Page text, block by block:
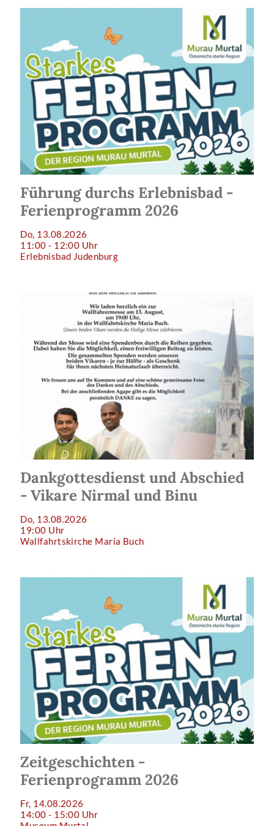
Führung durchs Erlebnisbad -
Ferienprogramm 2026
Do, 13.08.2026
11:00 - 12:00 Uhr
Erlebnisbad Judenburg
Dankgottesdienst und Abschied
- Vikare Nirmal und Binu
Do, 13.08.2026
19:00 Uhr
Wallfahrtskirche Maria Buch
Zeitgeschichten -
Ferienprogramm 2026
Fr, 14.08.2026
14:00 - 15:00 Uhr